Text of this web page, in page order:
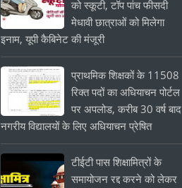
को स्कूटी, टॉप पांच फीसदी
मेधावी छात्राओं को मिलेगा
इनाम, यूपी कैबिनेट की मंजूरी
प्राथमिक शिक्षकों के 11508
रिक्त पदों का अधियाचन पोर्टल
पर अपलोड, करीब 30 वर्ष बाद
नगरीय विद्यालयों के लिए अधियाचन प्रेषित
टीईटी पास शिक्षामित्रों के
समायोजन रद्द करने को लेकर